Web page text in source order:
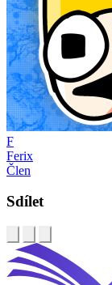
F
Ferix
Člen
Sdílet